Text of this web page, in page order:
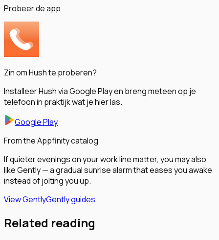
Probeer de app
Zin om Hush te proberen?
Installeer Hush via Google Play en breng meteen op je
telefoon in praktijk wat je hier las.
Google Play
From the Appfinity catalog
If quieter evenings on your work line matter, you may also
like Gently — a gradual sunrise alarm that eases you awake
instead of jolting you up.
View GentlyGently guides
Related reading